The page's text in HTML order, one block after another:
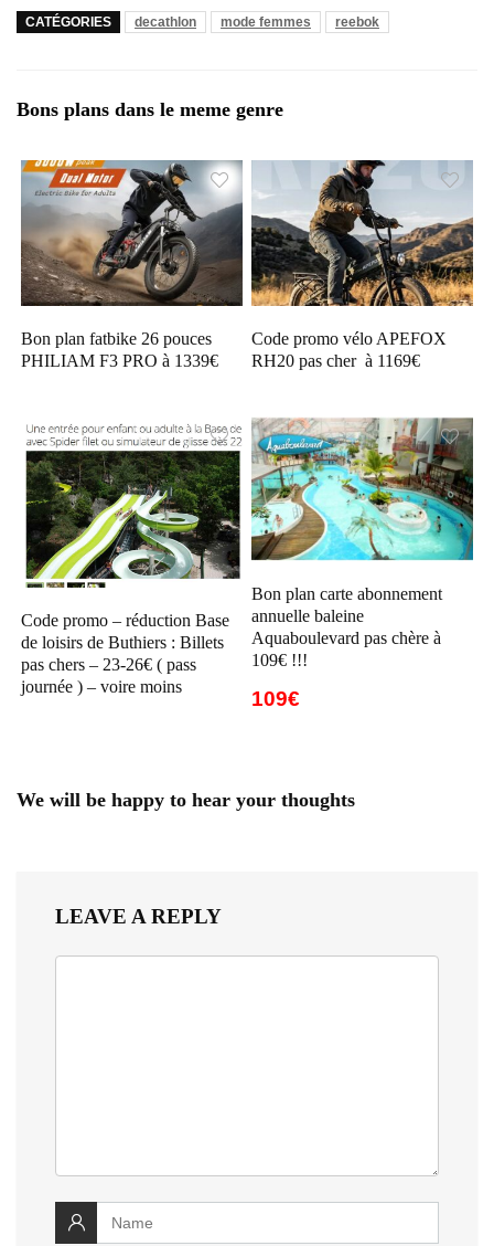
CATÉGORIES decathlon mode femmes reebok
Bons plans dans le meme genre
Bon plan fatbike 26 pouces
PHILIAM F3 PRO à 1339€
Code promo vélo APEFOX
RH20 pas cher à 1169€
Code promo – réduction Base
de loisirs de Buthiers : Billets
pas chers – 23-26€ ( pass
journée ) – voire moins
Bon plan carte abonnement
annuelle baleine
Aquaboulevard pas chère à
109€ !!!
109€
We will be happy to hear your thoughts
LEAVE A REPLY